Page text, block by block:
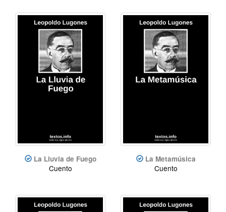
La Lluvia de Fuego
Cuento
La Metamúsica
Cuento